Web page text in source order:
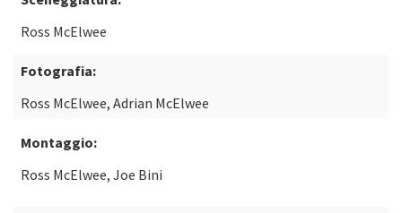
Ross McElwee
Fotografia:
Ross McElwee, Adrian McElwee
Montaggio:
Ross McElwee, Joe Bini